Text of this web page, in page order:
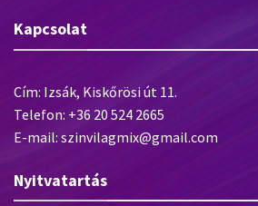
Kapcsolat
Cím: Izsák, Kiskőrösi út 11.
Telefon: +36 20 524 2665
E-mail: szinvilagmix@gmail.com
Nyitvatartás